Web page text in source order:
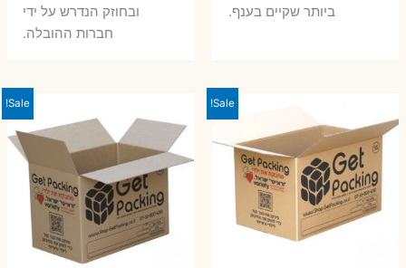
ביותר שקיים בענף.
ובחוזק הנדרש על ידי
חברות ההובלה.
Sale!
Sale!